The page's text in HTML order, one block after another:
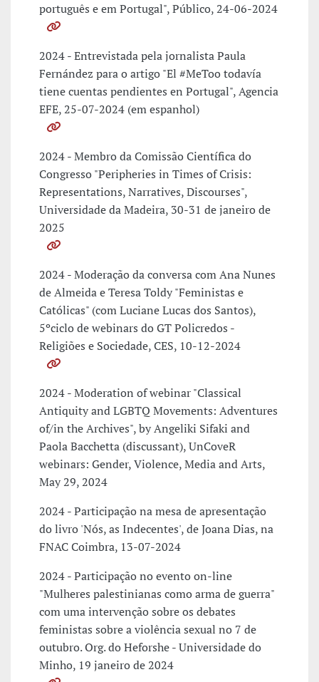
português e em Portugal", Público, 24-06-2024
2024 - Entrevistada pela jornalista Paula
Fernández para o artigo "El #MeToo todavía
tiene cuentas pendientes en Portugal", Agencia
EFE, 25-07-2024 (em espanhol)
2024 - Membro da Comissão Científica do
Congresso "Peripheries in Times of Crisis:
Representations, Narratives, Discourses",
Universidade da Madeira, 30-31 de janeiro de
2025
2024 - Moderação da conversa com Ana Nunes
de Almeida e Teresa Toldy "Feministas e
Católicas" (com Luciane Lucas dos Santos),
5ºciclo de webinars do GT Policredos -
Religiões e Sociedade, CES, 10-12-2024
2024 - Moderation of webinar "Classical
Antiquity and LGBTQ Movements: Adventures
of/in the Archives", by Angeliki Sifaki and
Paola Bacchetta (discussant), UnCoveR
webinars: Gender, Violence, Media and Arts,
May 29, 2024
2024 - Participação na mesa de apresentação
do livro 'Nós, as Indecentes', de Joana Dias, na
FNAC Coimbra, 13-07-2024
2024 - Participação no evento on-line
"Mulheres palestinianas como arma de guerra"
com uma intervenção sobre os debates
feministas sobre a violência sexual no 7 de
outubro. Org. do Heforshe - Universidade do
Minho, 19 janeiro de 2024